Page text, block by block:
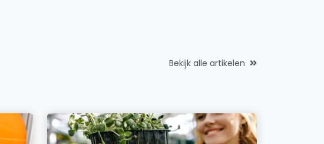
Bekijk alle artikelen